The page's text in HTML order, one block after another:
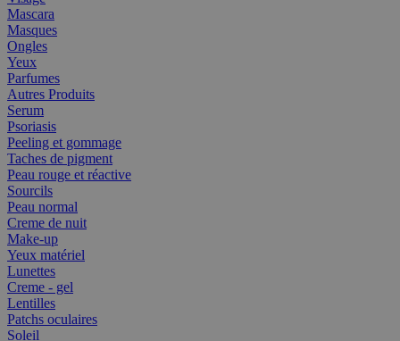
Mascara
Masques
Ongles
Yeux
Parfumes
Autres Produits
Serum
Psoriasis
Peeling et gommage
Taches de pigment
Peau rouge et réactive
Sourcils
Peau normal
Creme de nuit
Make-up
Yeux matériel
Lunettes
Creme - gel
Lentilles
Patchs oculaires
Soleil